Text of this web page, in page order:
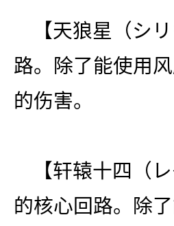
【天狼星（シ
路。除了能使用
的伤害。
【轩辕十四（
的核心回路。除